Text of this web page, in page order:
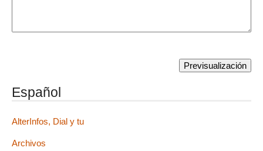
Español
AlterInfos, Dial y tu
Archivos